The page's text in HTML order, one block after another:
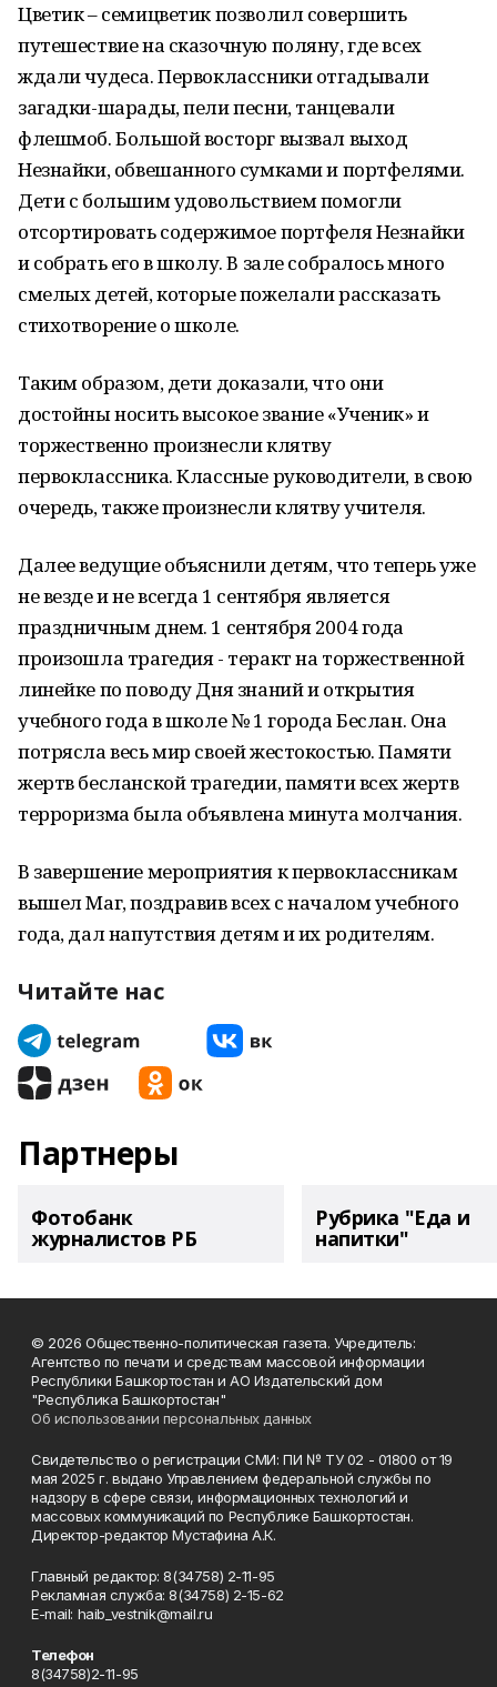
Цветик – семицветик позволил совершить
путешествие на сказочную поляну, где всех
ждали чудеса. Первоклассники отгадывали
загадки-шарады, пели песни, танцевали
флешмоб. Большой восторг вызвал выход
Незнайки, обвешанного сумками и портфелями.
Дети с большим удовольствием помогли
отсортировать содержимое портфеля Незнайки
и собрать его в школу. В зале собралось много
смелых детей, которые пожелали рассказать
стихотворение о школе.
Таким образом, дети доказали, что они
достойны носить высокое звание «Ученик» и
торжественно произнесли клятву
первоклассника. Классные руководители, в свою
очередь, также произнесли клятву учителя.
Далее ведущие объяснили детям, что теперь уже
не везде и не всегда 1 сентября является
праздничным днем. 1 сентября 2004 года
произошла трагедия - теракт на торжественной
линейке по поводу Дня знаний и открытия
учебного года в школе № 1 города Беслан. Она
потрясла весь мир своей жестокостью. Памяти
жертв бесланской трагедии, памяти всех жертв
терроризма была объявлена минута молчания.
В завершение мероприятия к первоклассникам
вышел Маг, поздравив всех с началом учебного
года, дал напутствия детям и их родителям.
Читайте нас
Партнеры
Фотобанк
журналистов РБ
Рубрика "Еда и
напитки"
© 2026 Общественно-политическая газета. Учредитель:
Агентство по печати и средствам массовой информации
Республики Башкортостан и АО Издательский дом
"Республика Башкортостан"
Об использовании персональных данных
Свидетельство о регистрации СМИ: ПИ № ТУ 02 - 01800 от 19
мая 2025 г. выдано Управлением федеральной службы по
надзору в сфере связи, информационных технологий и
массовых коммуникаций по Республике Башкортостан.
Директор-редактор Мустафина А.К.
Главный редактор: 8(34758) 2-11-95
Рекламная служба: 8(34758) 2-15-62
Е-mаil: haib_vestnik@mail.ru
Телефон
8(34758)2-11-95